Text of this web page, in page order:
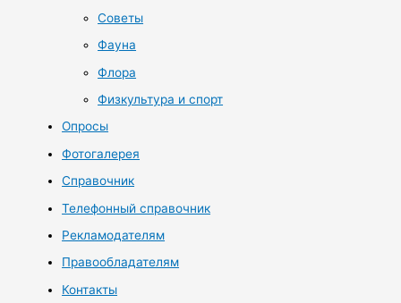
Советы
Фауна
Флора
Физкультура и спорт
Опросы
Фотогалерея
Справочник
Телефонный справочник
Рекламодателям
Правообладателям
Контакты